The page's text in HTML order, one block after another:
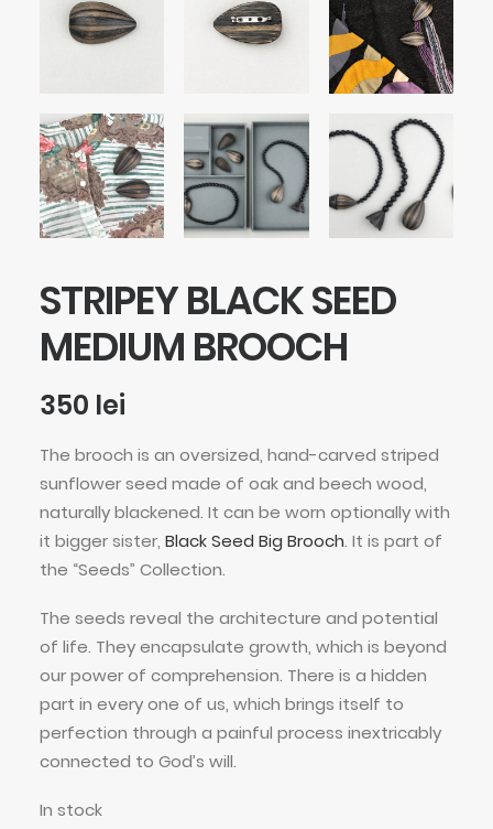
STRIPEY BLACK SEED
MEDIUM BROOCH
350 lei
The brooch is an oversized, hand-carved striped
sunflower seed made of oak and beech wood,
naturally blackened. It can be worn optionally with
it bigger sister, Black Seed Big Brooch. It is part of
the “Seeds” Collection.
The seeds reveal the architecture and potential
of life. They encapsulate growth, which is beyond
our power of comprehension. There is a hidden
part in every one of us, which brings itself to
perfection through a painful process inextricably
connected to God’s will.
In stock